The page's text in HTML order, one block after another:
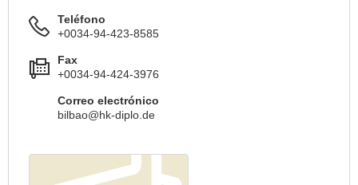
Teléfono
+0034-94-423-8585
Fax
+0034-94-424-3976
Correo electrónico
bilbao@hk-diplo.de